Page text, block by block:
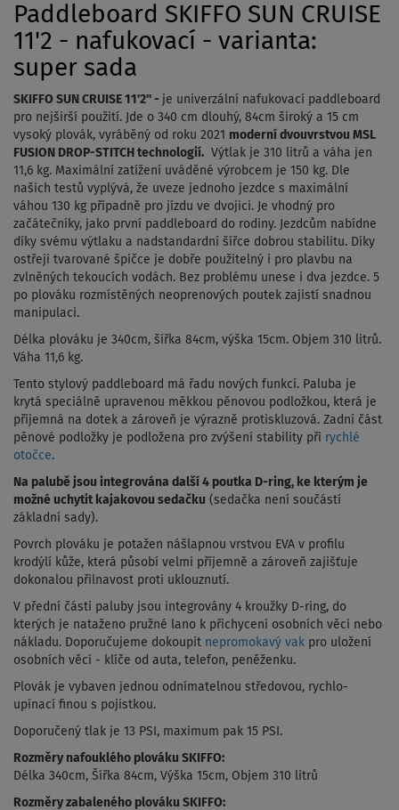
Paddleboard SKIFFO SUN CRUISE
11'2 - nafukovací - varianta:
super sada
SKIFFO SUN CRUISE 11'2'' - je univerzální nafukovací paddleboard
pro nejširší použití. Jde o 340 cm dlouhý, 84cm široký a 15 cm
vysoký plovák, vyráběný od roku 2021 moderní dvouvrstvou MSL
FUSION DROP-STITCH technologií. Výtlak je 310 litrů a váha jen
11,6 kg. Maximální zatížení uváděné výrobcem je 150 kg. Dle
našich testů vyplývá, že uveze jednoho jezdce s maximální
váhou 130 kg případně pro jízdu ve dvojici. Je vhodný pro
začátečníky, jako první paddleboard do rodiny. Jezdcům nabídne
díky svému výtlaku a nadstandardní šířce dobrou stabilitu. Díky
ostřeji tvarované špičce je dobře použitelný i pro plavbu na
zvlněných tekoucích vodách. Bez problému unese i dva jezdce. 5
po plováku rozmístěných neoprenových poutek zajistí snadnou
manipulaci.
Délka plováku je 340cm, šířka 84cm, výška 15cm. Objem 310 litrů.
Váha 11,6 kg.
Tento stylový paddleboard má řadu nových funkcí. Paluba je
krytá speciálně upravenou měkkou pěnovou podložkou, která je
příjemná na dotek a zároveň je výrazně protiskluzová. Zadní část
pěnové podložky je podložena pro zvýšení stability při rychlé
otočce.
Na palubě jsou integrována další 4 poutka D-ring, ke kterým je
možné uchytit kajakovou sedačku (sedačka není součástí
základní sady).
Povrch plováku je potažen nášlapnou vrstvou EVA v profilu
krodýlí kůže, která působí velmi příjemně a zároveň zajišťuje
dokonalou přilnavost proti uklouznutí.
V přední části paluby jsou integrovány 4 kroužky D-ring, do
kterých je nataženo pružné lano k přichycení osobních věcí nebo
nákladu. Doporučujeme dokoupit nepromokavý vak pro uložení
osobních věcí - klíče od auta, telefon, peněženku.
Plovák je vybaven jednou odnímatelnou středovou, rychlo-
upínací finou s pojistkou.
Doporučený tlak je 13 PSI, maximum pak 15 PSI.
Rozměry nafouklého plováku SKIFFO:
Délka 340cm, Šířka 84cm, Výška 15cm, Objem 310 litrů
Rozměry zabaleného plováku SKIFFO: